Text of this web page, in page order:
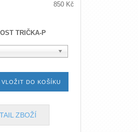
850 Kč
TRIČKA-P
ZBOŽÍ